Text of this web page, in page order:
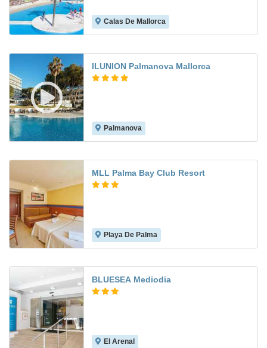
Calas De Mallorca
ILUNION Palmanova Mallorca
Palmanova
MLL Palma Bay Club Resort
Playa De Palma
BLUESEA Mediodia
El Arenal